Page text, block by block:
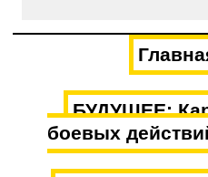
БУДУЩЕЕ:
боевых